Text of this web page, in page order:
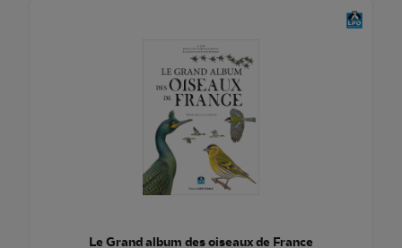
Le Grand album des oiseaux de France